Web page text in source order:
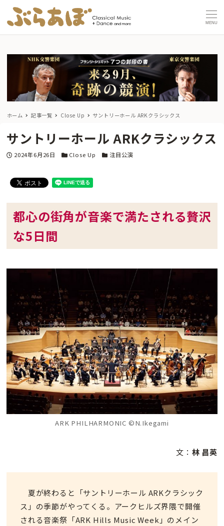
MENU
ホーム 記事一覧 Close Up サントリーホール ARKクラシックス
サントリーホール ARKクラシックス
投稿日
2024年6月26日 カテゴリー
Close Up カテゴリー
注目公演
都心の街角が音楽で満たされる贅沢
な5日間
ARK PHILHARMONIC ©N.Ikegami
文： 林 昌英
夏が終わると「サントリーホール ARKクラシック
ス」の季節がやってくる。アークヒルズ界隈で開催
される音楽祭「ARK Hills Music Week」のメイン